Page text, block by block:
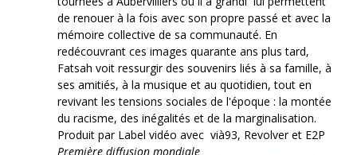
de renouer à la fois avec son propre passé et avec la
mémoire collective de sa communauté. En
redécouvrant ces images quarante ans plus tard,
Fatsah voit ressurgir des souvenirs liés à sa famille, à
ses amitiés, à la musique et au quotidien, tout en
revivant les tensions sociales de l'époque : la montée
du racisme, des inégalités et de la marginalisation.
Produit par Label vidéo avec vià93, Revolver et E2P
Première diffusion mondiale